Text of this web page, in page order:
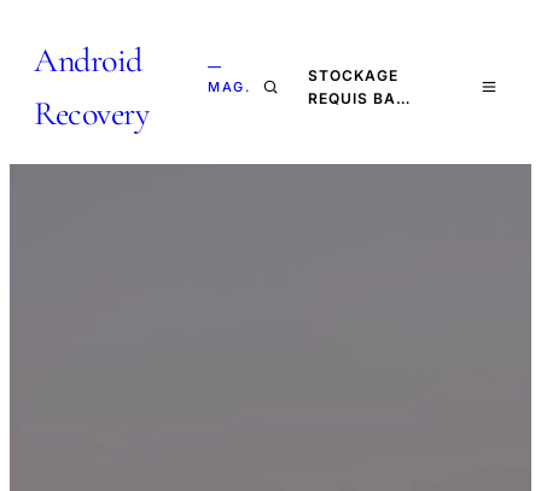
Android
Recovery
—
MAG.
STOCKAGE
REQUIS BA…